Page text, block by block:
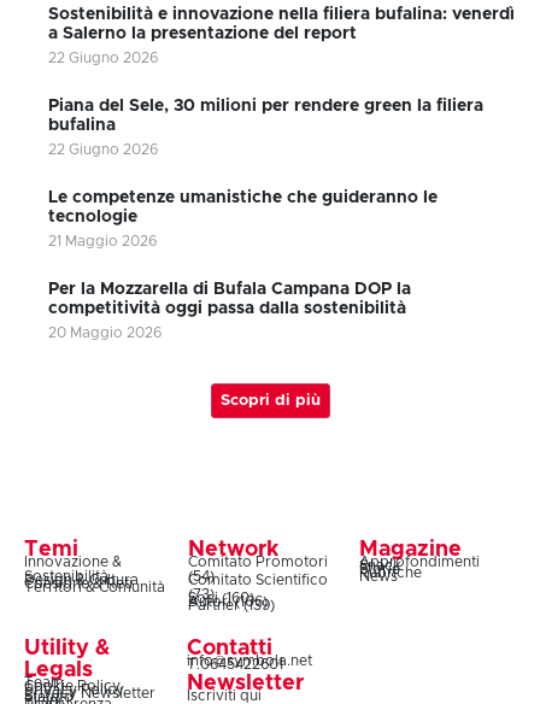
Sostenibilità e innovazione nella filiera bufalina: venerdì
a Salerno la presentazione del report
22 Giugno 2026
Piana del Sele, 30 milioni per rendere green la filiera
bufalina
22 Giugno 2026
Le competenze umanistiche che guideranno le
tecnologie
21 Maggio 2026
Per la Mozzarella di Bufala Campana DOP la
competitività oggi passa dalla sostenibilità
20 Maggio 2026
Scopri di più
Temi
Innovazione &
Sostenibilità
Design & Cultura
Coesione & Reti
Territori & Comunità
Network
Comitato Promotori
(54)
Comitato Scientifico
(73)
Soci (160)
Autori (106)
Partner (139)
Magazine
Approfondimenti
Snack
Storie
Rubriche
News
Utility &
Legals
Team
Cookie Policy
Privacy Policy
Privacy Newsletter
Statuto
Bilanci
Contatti
info@symbola.net
T.0645422601
Newsletter
Iscriviti qui